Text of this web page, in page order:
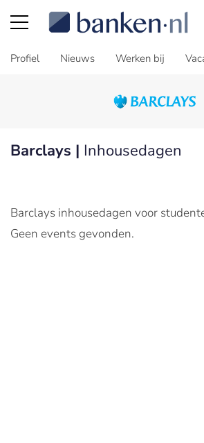
Profiel Nieuws Werken bij
Barclays | Inhousedagen
Barclays inhousedagen voor
Geen events gevonden.